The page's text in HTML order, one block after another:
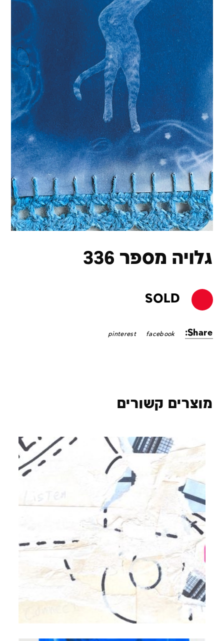
גלויה מספר 336
SOLD
Share:
facebook
pinterest
מוצרים קשורים